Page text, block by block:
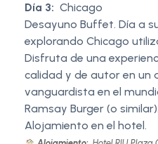
Día 3: Chicago
Desayuno Buffet. Día a
explorando Chicago
Disfruta de una
calidad y de autor en un
vanguardista en el
Ramsay Burger (o similar).
Alojamiento en el hotel.